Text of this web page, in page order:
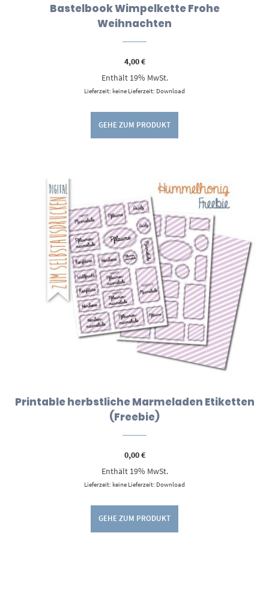
Bastelbook Wimpelkette Frohe
Weihnachten
4,00€
Enthält 19% MwSt.
Lieferzeit: keine Lieferzeit: Download
GEHE ZUM PRODUKT
Printable herbstliche Marmeladen Etiketten
(Freebie)
0,00€
Enthält 19% MwSt.
Lieferzeit: keine Lieferzeit: Download
GEHE ZUM PRODUKT